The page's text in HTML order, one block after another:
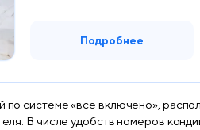
Подробнее
системе «все включено»,
В числе удобств номеров